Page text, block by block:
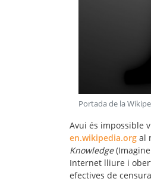
Portada de la
Avui és impossible
en.wikipedia.org al
Knowledge
Internet lliure i
efectives de censura